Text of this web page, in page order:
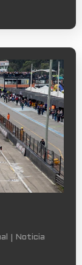
Noticia